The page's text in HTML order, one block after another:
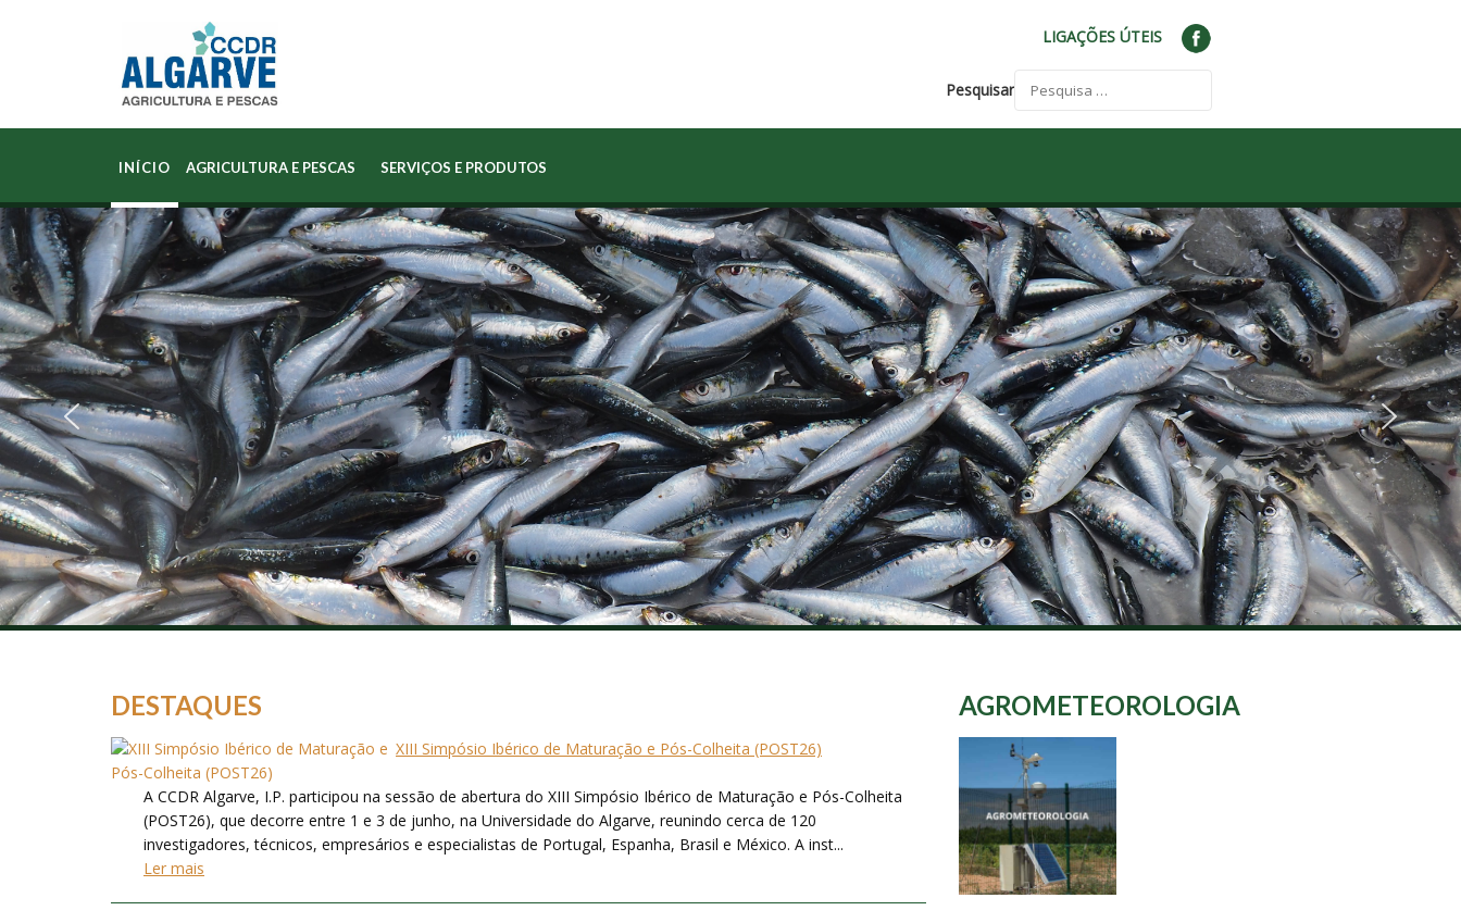
LIGAÇÕES ÚTEIS
Pesquisar
INÍCIO AGRICULTURA E PESCAS SERVIÇOS E PRODUTOS
DESTAQUES
XIII Simpósio Ibérico de Maturação e Pós-Colheita (POST26)
A CCDR Algarve, I.P. participou na sessão de abertura do XIII Simpósio Ibérico de Maturação e Pós-Colheita
(POST26), que decorre entre 1 e 3 de junho, na Universidade do Algarve, reunindo cerca de 120
investigadores, técnicos, empresários e especialistas de Portugal, Espanha, Brasil e México. A inst...
Ler mais
AGROMETEOROLOGIA